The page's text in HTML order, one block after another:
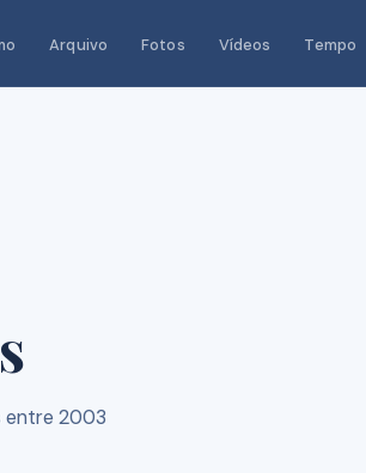
Arquivo Fotos Vídeos Tempo
entre 2003